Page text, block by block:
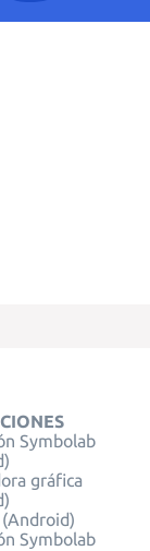
Symbolab
gráfica
Symbolab